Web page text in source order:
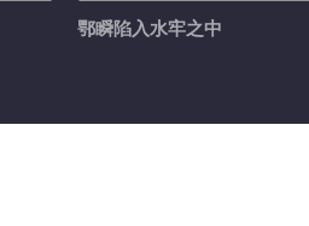
鄂瞬陷入水牢之中